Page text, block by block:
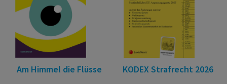
Am Himmel die Flüsse KODEX Strafrecht 2026